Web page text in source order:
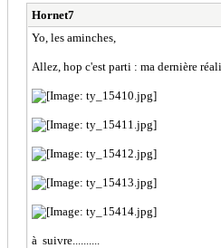
Hornet7
Yo, les aminches,
Allez, hop c'est parti : ma dernière
à suivre..........